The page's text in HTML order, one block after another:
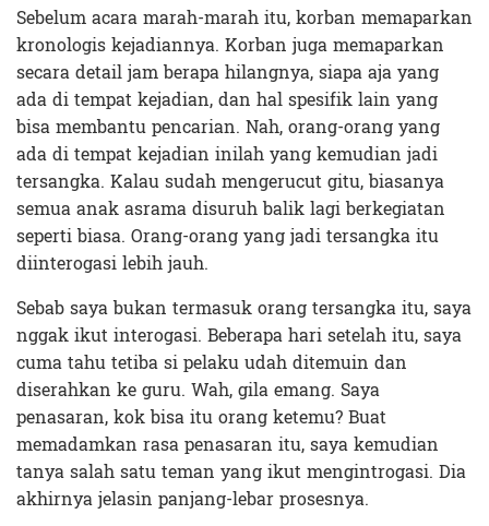
Sebelum acara marah-marah itu, korban memaparkan
kronologis kejadiannya. Korban juga memaparkan
secara detail jam berapa hilangnya, siapa aja yang
ada di tempat kejadian, dan hal spesifik lain yang
bisa membantu pencarian. Nah, orang-orang yang
ada di tempat kejadian inilah yang kemudian jadi
tersangka. Kalau sudah mengerucut gitu, biasanya
semua anak asrama disuruh balik lagi berkegiatan
seperti biasa. Orang-orang yang jadi tersangka itu
diinterogasi lebih jauh.
Sebab saya bukan termasuk orang tersangka itu, saya
nggak ikut interogasi. Beberapa hari setelah itu, saya
cuma tahu tetiba si pelaku udah ditemuin dan
diserahkan ke guru. Wah, gila emang. Saya
penasaran, kok bisa itu orang ketemu? Buat
memadamkan rasa penasaran itu, saya kemudian
tanya salah satu teman yang ikut mengintrogasi. Dia
akhirnya jelasin panjang-lebar prosesnya.